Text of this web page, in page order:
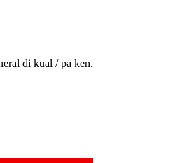
di kual / pa ken.